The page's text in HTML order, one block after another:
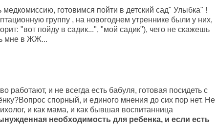
готовимся пойти в детский сад" Улыбка" !
группу , на новогоднем утреннике были у них,
"вот пойду в садик...", "мой садик"), чего не скажешь
мне в ЖЖ...
работают, и не всегда есть бабуля, готовая посидеть с
спорный, и единого мнения до сих пор нет. Не
и как мама, и как бывшая воспитанница
необходимость для ребенка, и если есть